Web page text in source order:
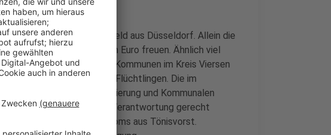
Niederrhein bekommen Geld aus Düsseldorf. Allein die
von mehr als einer Million Euro freuen. Ähnlich viel
bekommen die Kommunen im Kreis Viersen
und Versorgung von Flüchtlingen. Die im
von Landesregierung und Kommunalen
und die Kommunen ihrer Verantwortung gerecht
Meral Thoms aus Tönisvorst.